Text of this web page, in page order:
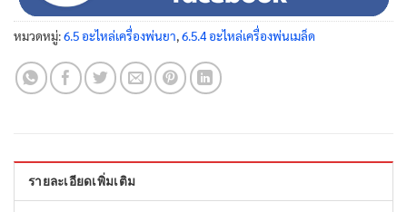
หมวดหมู่:6.5 อะไหล่เครื่องพ่นยา 6.5.4 อะไหล่เครื่องพ่นเมล็ด
รายละเอียดเพิ่มเติม